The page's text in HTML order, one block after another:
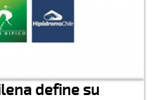
define su